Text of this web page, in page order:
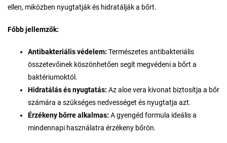
ellen, miközben nyugtatják és hidratálják a bőrt.
Főbb jellemzők:
Antibakteriális védelem: Természetes antibakteriális
összetevőinek köszönhetően segít megvédeni a bőrt a
baktériumoktól.
Hidratálás és nyugtatás: Az aloe vera kivonat biztosítja a bőr
számára a szükséges nedvességet és nyugtatja azt.
Érzékeny bőrre alkalmas: A gyengéd formula ideális a
mindennapi használatra érzékeny bőrön.